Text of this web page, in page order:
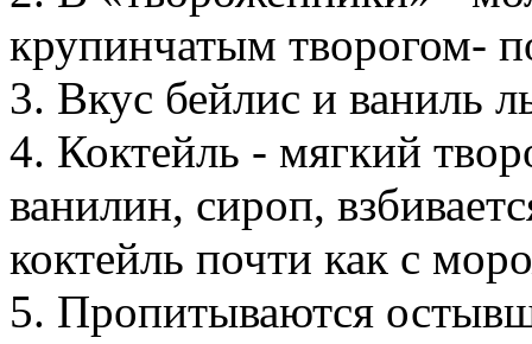
крупинчатым творогом-
3. Вкус бейлис и ваниль
4. Коктейль - мягкий
ванилин, сироп,
коктейль почти как с
5. Пропитываются